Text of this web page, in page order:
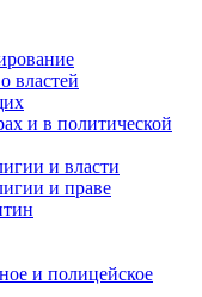
властей
и в политической
и власти
и праве
и полицейское